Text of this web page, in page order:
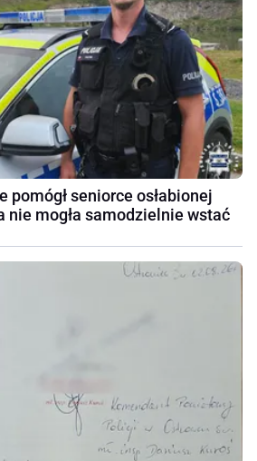
pomógł seniorce osłabionej
nie mogła samodzielnie wstać